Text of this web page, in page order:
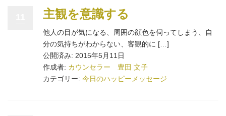
主観を意識する
他人の目が気になる、周囲の顔色を伺ってしまう、自
分の気持ちがわからない、客観的に […]
公開済み: 2015年5月11日
作成者: カウンセラー 豊田 文子
カテゴリー: 今日のハッピーメッセージ